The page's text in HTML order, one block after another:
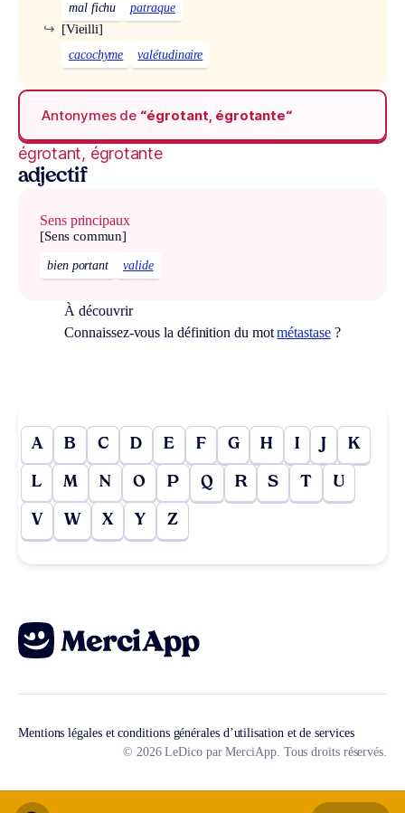
mal fichu patraque
[Vieilli]
↪
cacochyme valétudinaire
Antonymes de “égrotant, égrotante“
égrotant, égrotante
adjectif
Sens principaux
[Sens commun]
bien portant valide
À découvrir
Connaissez-vous la définition du motmétastase?
A B C D E F G H I J K
L M N O P Q R S T U
V W X Y Z
Mentions légales et conditions générales d’utilisation et de services
© 2026 LeDico par MerciApp. Tous droits réservés.